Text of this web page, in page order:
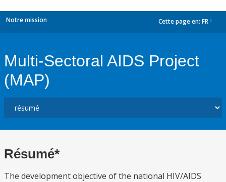
Notre mission Cette page en: FR
Multi-Sectoral AIDS Project
(MAP)
Résumé*
The development objective of the national HIV/AIDS